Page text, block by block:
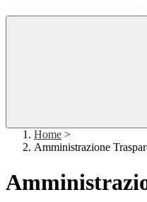
Home >
Amministrazione